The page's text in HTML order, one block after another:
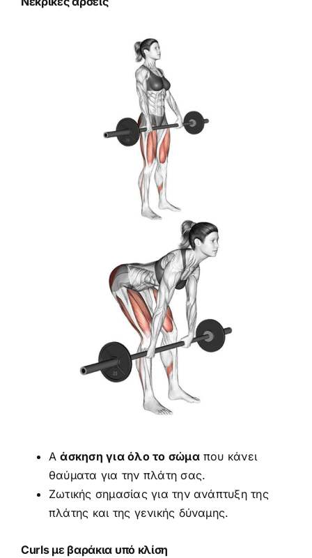
Aάσκηση για όλο το σώμαπου κάνει
θαύματα για την πλάτη σας.
Ζωτικής σημασίας για την ανάπτυξη της
πλάτης και της γενικής δύναμης.
Curls με βαράκια υπό κλίση